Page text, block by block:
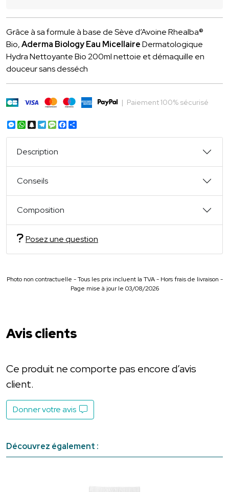
Grâce à sa formule à base de Sève d’Avoine Rhealba®
Bio,Aderma Biology Eau MicellaireDermatologique
Hydra Nettoyante Bio 200ml nettoie et démaquille en
douceur sans desséch
| Paiement 100% sécurisé
Messenger
WhatsApp
Snapchat
Telegram
Message
Facebook
Description
Conseils
Composition
Posez une question
Photo non contractuelle - Tous les prix incluent la TVA - Hors frais de livraison -
Page mise à jour le 03/08/2026
Avis clients
Ce produit ne comporte pas encore d’avis
client.
Donner votre avis
Découvrez également :